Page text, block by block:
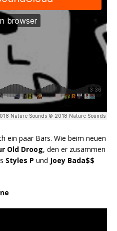
ein paar Bars. Wie beim neuen
Old Droog, den er zusammen
Styles P und Joey Bada$$